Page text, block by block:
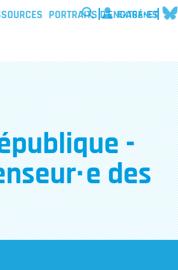
PORTRAITS D'ENGAGÉ·ES
EXTRANET
-
des